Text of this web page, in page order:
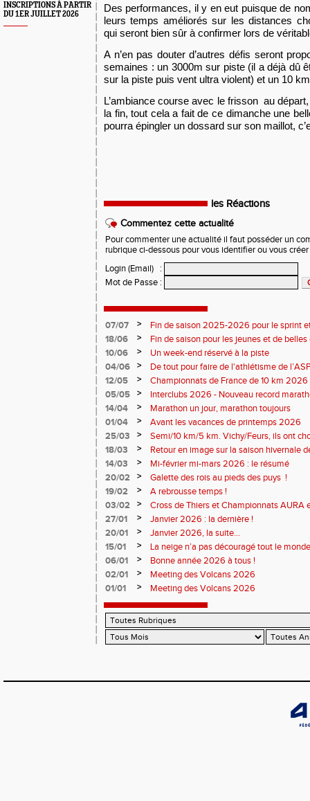
INSCRIPTIONS À PARTIR
DU 1ER JUILLET 2026
Des performances, il y en eut puisquede
leurs temps améliorés sur les distances
qui seront bien sûr à confirmer lors de
A n’en pas douter d’autres défis seront
semaines : un 3000m sur piste (il a déjà dû
sur la piste puis vent ultra violent) et un 10
L’ambiance course avec le frisson au
la fin, tout cela a fait de ce dimanche une
pourra épingler un dossard sur son maillot,
les Réactions
Commentez cette actualité
Pour commenter une actualité il faut posséder un
rubrique ci-dessous pour vous identifier ou vous
Login (Email)
:
Mot de Passe :
07/07 >
Fin de saison 2025-2026 pour le sprint
18/06
>
Fin de saison pour les jeunes et de
10/06
>
Un week-end réservé à la piste
04/06
>
De tout pour faire de l'athlétisme de
monde souriant
12/05 >
Championnats de France de 10 km
Soirées piste
05/05 >
Interclubs 2026 - Nouveau record
résultats
14/04 >
Marathon un jour, marathon toujours
01/04
>
Avant les vacances de printemps 2026
25/03
>
Semi/10 km/5 km. Vichy/Feurs, ils ont
18/03
>
Retour en image sur la saison hivernale
14/03
>
Mi-février mi-mars 2026 : le résumé
20/02
>
Galette des rois au pieds des puys !
19/02
>
A rebrousse temps !
03/02
>
Cross de Thiers et Championnats AURA
27/01
>
Janvier 2026 : la dernière !
20/01
>
Janvier 2026, la suite...
15/01
>
La neige n’a pas découragé tout le
06/01
>
Bonne année 2026 à tous !
02/01
>
Meeting des Volcans 2026
01/01
> Meeting des Volcans 2026